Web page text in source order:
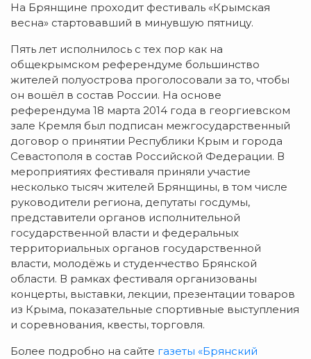
На Брянщине проходит фестиваль «Крымская
весна» стартовавший в минувшую пятницу.
Пять лет исполнилось с тех пор как на
общекрымском референдуме большинство
жителей полуострова проголосовали за то, чтобы
он вошёл в состав России. На основе
референдума 18 марта 2014 года в георгиевском
зале Кремля был подписан межгосударственный
договор о принятии Республики Крым и города
Севастополя в состав Российской Федерации. В
мероприятиях фестиваля приняли участие
несколько тысяч жителей Брянщины, в том числе
руководители региона, депутаты госдумы,
представители органов исполнительной
государственной власти и федеральных
территориальных органов государственной
власти, молодёжь и студенчество Брянской
области. В рамках фестиваля организованы
концерты, выставки, лекции, презентации товаров
из Крыма, показательные спортивные выступления
и соревнования, квесты, торговля.
Более подробно на сайте газеты «Брянский